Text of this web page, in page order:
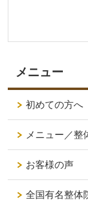
メニュー
初めての方へ
メニュー／整
お客様の声
全国有名整体